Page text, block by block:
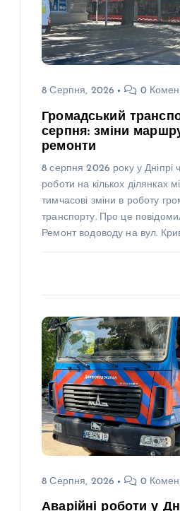
8 Серпня, 2026 0
Громадський
серпня: зміни
ремонти
8 серпня 2026 року у Дніпрі
роботи на кількох ділянках
тимчасові зміни в роботу
транспорту. Про це
Ремонт водоводу на вул.
8 Серпня, 2026 0
Аварійні роботи у